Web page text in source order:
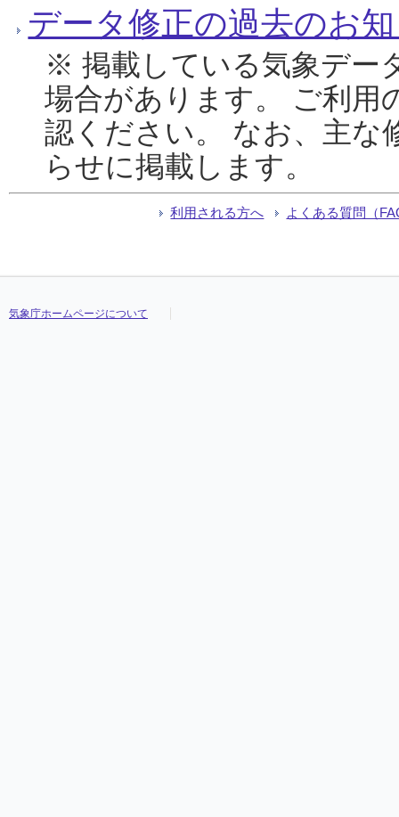
データ修正の過去のお
※ 掲載している気象デー
場合があります。 ご利用
認ください。 なお、主な
らせに掲載します。
利用される方へ よくある質問（
気象庁ホームページについて